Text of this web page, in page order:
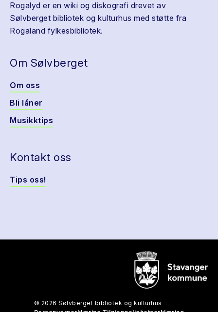
Rogalyd er en wiki og diskografi drevet av
Sølvberget bibliotek og kulturhus med støtte fra
Rogaland fylkesbibliotek.
Om Sølvberget
Om oss
Bli låner
Musikktips
Kontakt oss
Tips oss!
© 2026 Sølvberget bibliotek og kulturhus